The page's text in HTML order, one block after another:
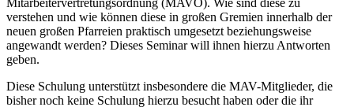
verstehen und wie können diese in großen Gremien innerhalb der
neuen großen Pfarreien praktisch umgesetzt beziehungsweise
angewandt werden? Dieses Seminar will ihnen hierzu Antworten
geben.
Diese Schulung unterstützt insbesondere die MAV-Mitglieder, die
bisher noch keine Schulung hierzu besucht haben oder die ihr